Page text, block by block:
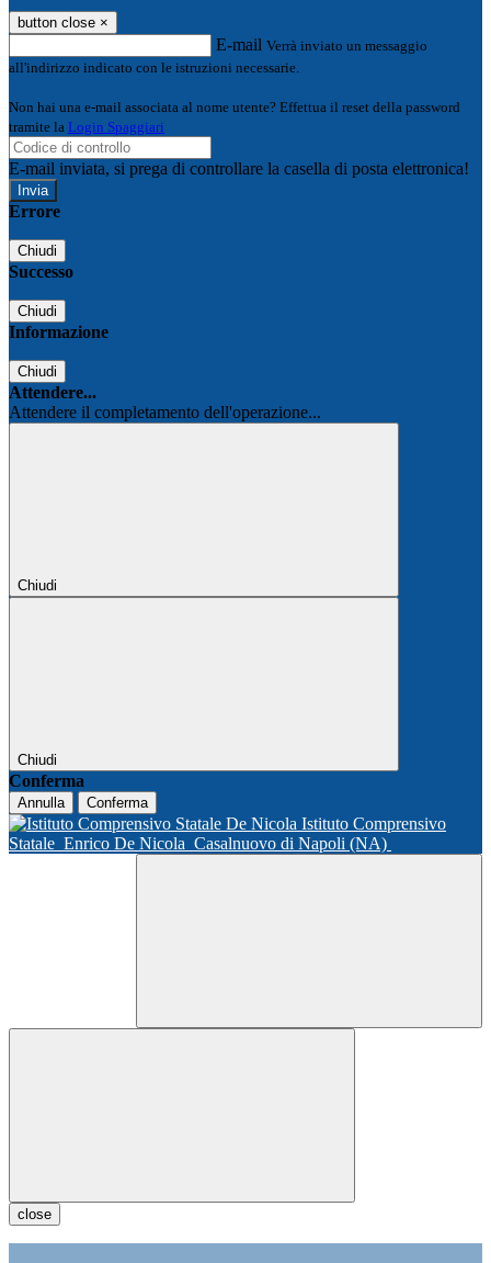
button close ×
E-mail Verrà inviato un messaggio
all'indirizzo indicato con le istruzioni necessarie.
Non hai una e-mail associata al nome utente? Effettua il reset della password
tramite la Login Spaggiari
E-mail inviata, si prega di controllare la casella di posta elettronica!
Errore
Chiudi
Successo
Chiudi
Informazione
Chiudi
Attendere...
Attendere il completamento dell'operazione...
Chiudi
Chiudi
Conferma
Annulla Conferma
Istituto Comprensivo
Statale Enrico De Nicola Casalnuovo di Napoli (NA)
close